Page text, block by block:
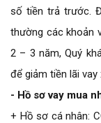
số tiền trả trước.
thường các khoản
2 – 3 năm, Quý
để giảm tiền lãi
- Hồ sơ vay mua
+ Hồ sơ cá nhân: